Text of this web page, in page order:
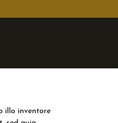
illo inventore